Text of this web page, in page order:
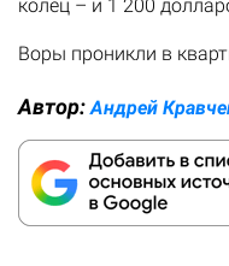
колец – и 1 200
Воры проникли в
Автор:Андрей